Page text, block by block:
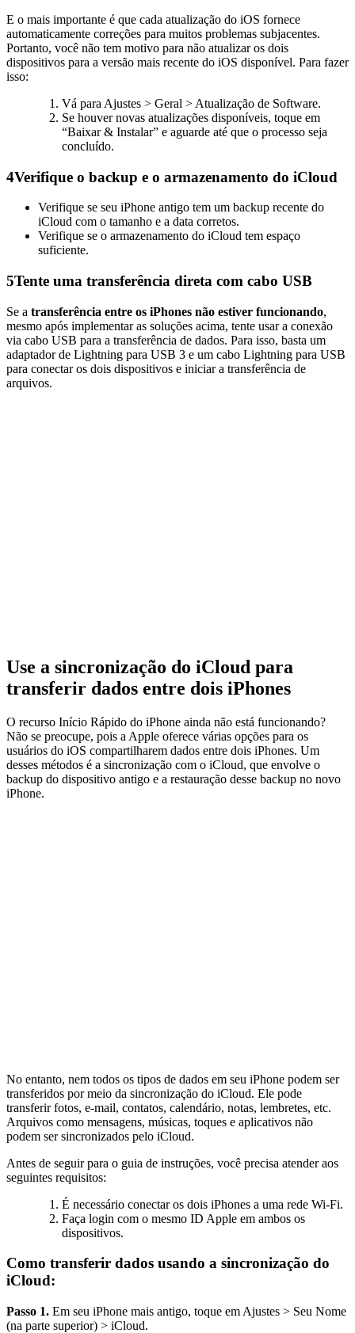
E o mais importante é que cada atualização do iOS fornece
automaticamente correções para muitos problemas subjacentes.
Portanto, você não tem motivo para não atualizar os dois
dispositivos para a versão mais recente do iOS disponível. Para fazer
isso:
Vá para Ajustes > Geral > Atualização de Software.
Se houver novas atualizações disponíveis, toque em
“Baixar & Instalar” e aguarde até que o processo seja
concluído.
4Verifique o backup e o armazenamento do iCloud
Verifique se seu iPhone antigo tem um backup recente do
iCloud com o tamanho e a data corretos.
Verifique se o armazenamento do iCloud tem espaço
suficiente.
5Tente uma transferência direta com cabo USB
Se a transferência entre os iPhones não estiver funcionando,
mesmo após implementar as soluções acima, tente usar a conexão
via cabo USB para a transferência de dados. Para isso, basta um
adaptador de Lightning para USB 3 e um cabo Lightning para USB
para conectar os dois dispositivos e iniciar a transferência de
arquivos.
Use a sincronização do iCloud para
transferir dados entre dois iPhones
O recurso Início Rápido do iPhone ainda não está funcionando?
Não se preocupe, pois a Apple oferece várias opções para os
usuários do iOS compartilharem dados entre dois iPhones. Um
desses métodos é a sincronização com o iCloud, que envolve o
backup do dispositivo antigo e a restauração desse backup no novo
iPhone.
No entanto, nem todos os tipos de dados em seu iPhone podem ser
transferidos por meio da sincronização do iCloud. Ele pode
transferir fotos, e-mail, contatos, calendário, notas, lembretes, etc.
Arquivos como mensagens, músicas, toques e aplicativos não
podem ser sincronizados pelo iCloud.
Antes de seguir para o guia de instruções, você precisa atender aos
seguintes requisitos:
É necessário conectar os dois iPhones a uma rede Wi-Fi.
Faça login com o mesmo ID Apple em ambos os
dispositivos.
Como transferir dados usando a sincronização do
iCloud:
Passo 1. Em seu iPhone mais antigo, toque em Ajustes > Seu Nome
(na parte superior) > iCloud.